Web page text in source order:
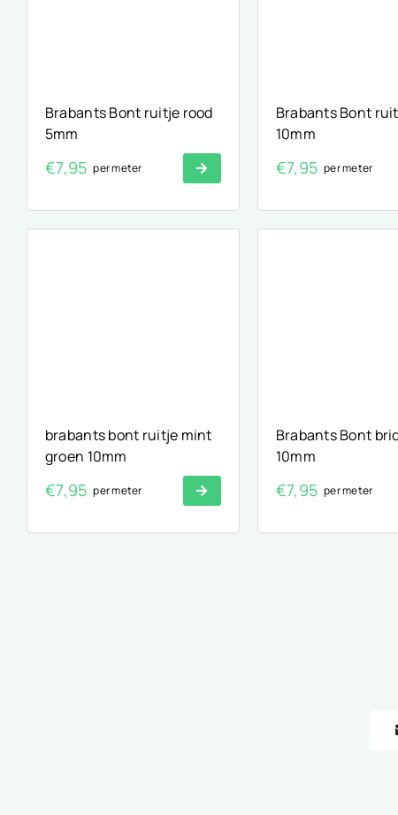
Brabants Bont ruitje rood
5mm
€7,95 per meter
Brabants Bont
10mm
€7,95 per meter
brabants bont ruitje mint
groen 10mm
€7,95 per meter
Brabants Bont
10mm
€7,95 per meter